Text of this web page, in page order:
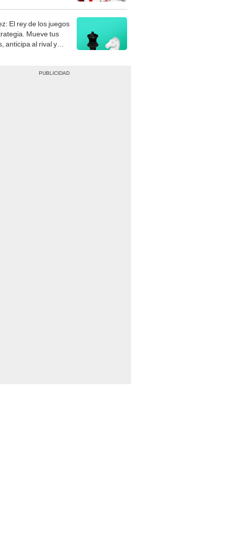
El rey de los juegos
Mueve tus
anticipa al rival y